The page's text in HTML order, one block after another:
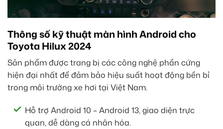
Thông số kỹ thuật màn hình Android cho
Toyota Hilux 2024
Sản phẩm được trang bị các công nghệ phần cứng
hiện đại nhất để đảm bảo hiệu suất hoạt động bền bỉ
trong môi trường xe hơi tại Việt Nam.
Hỗ trợ Android 10 – Android 13, giao diện trực
quan, dễ dàng cá nhân hóa.